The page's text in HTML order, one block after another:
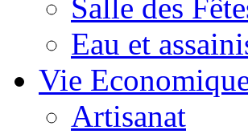
Salle des
Eau et
Vie
Artisanat